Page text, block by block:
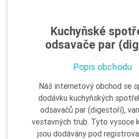
Kuchyňské
odsavače par
Popis obchodu
Náš internetový obchod se
dodávku kuchyňských
odsavačů par (digestoří),
vestavných trub. Tyto vysoce
jsou dodávány pod